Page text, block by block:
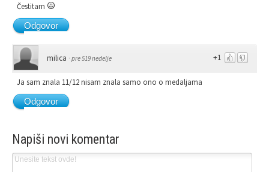
Čestitam
Odgovor
+1
milica · pre 519 nedelje
Ja sam znala 11/12 nisam znala samo ono o medaljama
Odgovor
Napiši novi komentar